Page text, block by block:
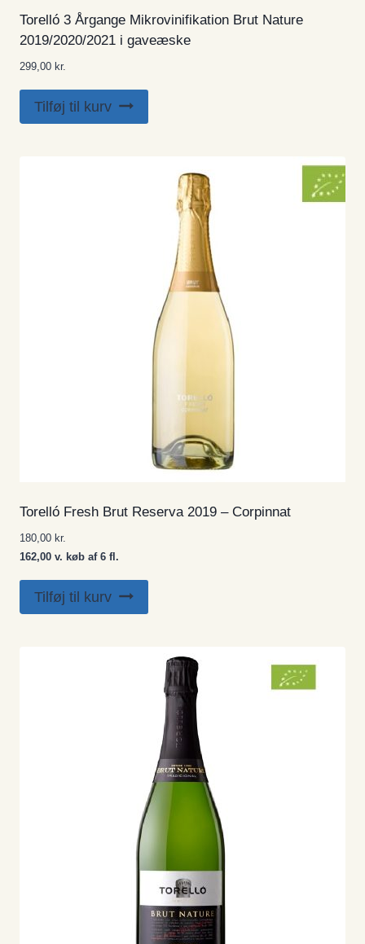
Torelló 3 Årgange Mikrovinifikation Brut Nature
2019/2020/2021 i gaveæske
299,00 kr.
Tilføj til kurv
Torelló Fresh Brut Reserva 2019 – Corpinnat
180,00 kr.
162,00 v. køb af 6 fl.
Tilføj til kurv